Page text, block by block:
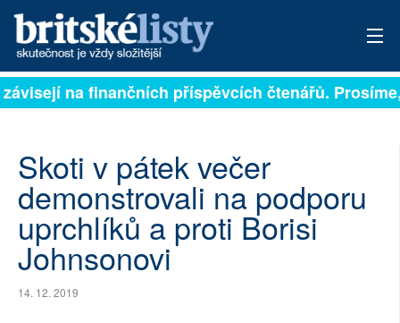
PŘIHLÁSIT
ARCHIV
ROZHOVORY
TÉMATA
NEJČTENĚJŠÍ ZA 7 DNÍ
na finančních příspěvcích čtenářů.
Skoti v pátek večer
demonstrovali na podporu
uprchlíků a proti Borisi
Johnsonovi
14. 12. 2019